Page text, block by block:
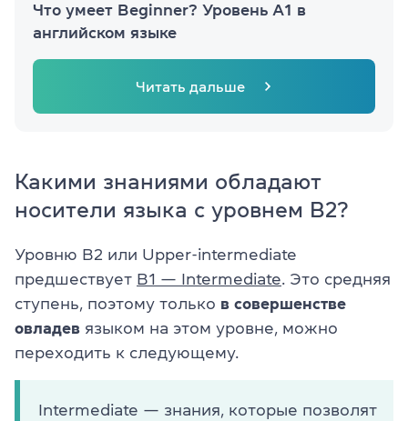
Что умеет Beginner? Уровень А1 в
английском языке
Читать дальше
Какими знаниями обладают
носители языка с уровнем B2?
Уровню B2 или Upper-intermediate
предшествует B1 — Intermediate . Это средняя
ступень, поэтому только в совершенстве
овладев языком на этом уровне, можно
переходить к следующему.
Intermediate — знания, которые позволят